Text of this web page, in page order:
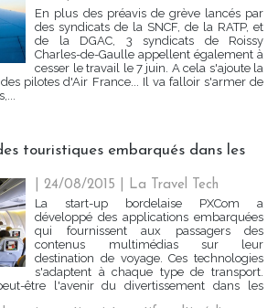
En plus des préavis de grève lancés par
des syndicats de la SNCF, de la RATP, et
de la DGAC, 3 syndicats de Roissy
Charles-de-Gaulle appellent également à
cesser le travail le 7 juin. A cela s'ajoute la
pilotes d'Air France... Il va falloir s'armer de
touristiques embarqués dans les
| 24/08/2015
La Travel Tech
La start-up bordelaise PXCom a
développé des applications embarquées
qui fournissent aux passagers des
contenus multimédias sur leur
destination de voyage. Ces technologies
s'adaptent à chaque type de transport.
être l'avenir du divertissement dans les